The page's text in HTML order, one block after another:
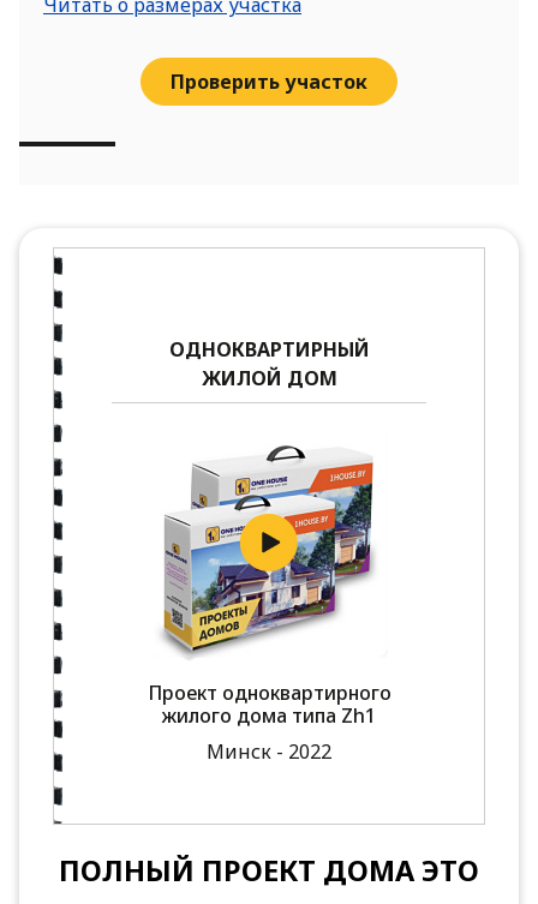
Читать о размерах участка
Проверить участок
ОДНОКВАРТИРНЫЙ
ЖИЛОЙ ДОМ
Проект одноквартирного
жилого дома типа Zh1
Минск - 2022
ПОЛНЫЙ ПРОЕКТ ДОМА ЭТО